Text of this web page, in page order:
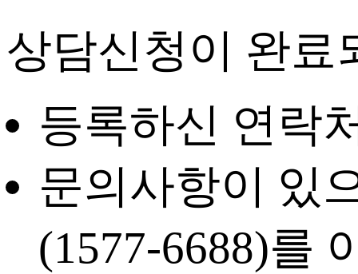
상담신청 이 완료
등록하신 연락
문의사항이 있
(1577-6688)를